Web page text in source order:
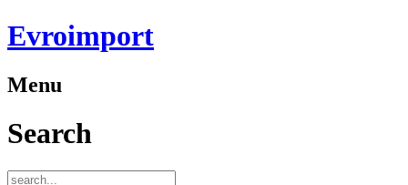
Evroimport
Menu
Search